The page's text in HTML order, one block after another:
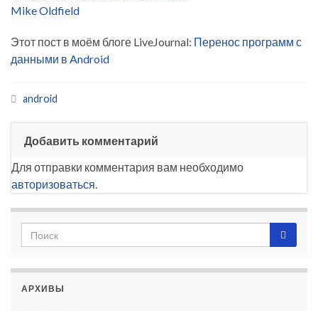
Mike Oldfield
Этот пост в моём блоге LiveJournal: Перенос программ с
данными в Android
android
Добавить комментарий
Для отправки комментария вам необходимо
авторизоваться.
АРХИВЫ